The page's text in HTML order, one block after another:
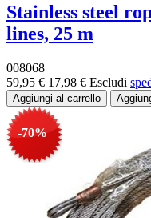
Stainless steel
lines, 25 m
008068
59,95 € 17,98 € Escludi
-70%